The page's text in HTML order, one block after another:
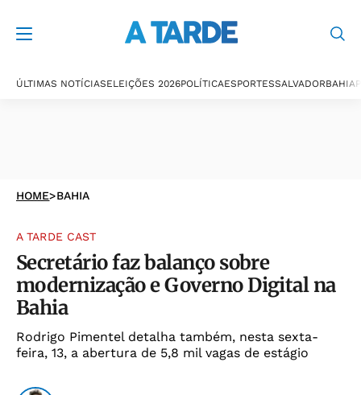
ÚLTIMAS NOTÍCIASELEIÇÕES 2026POLÍTICAESPORTESSALVADORBAHIA
HOME>BAHIA
A TARDE CAST
Secretário faz balanço sobre
modernização e Governo Digital na
Bahia
Rodrigo Pimentel detalha também, nesta sexta-
feira, 13, a abertura de 5,8 mil vagas de estágio